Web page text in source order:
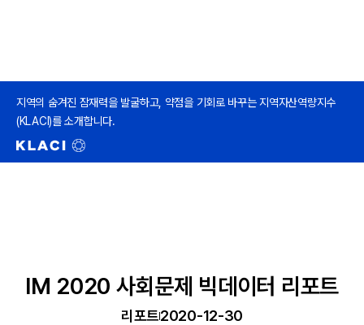
지역의 숨겨진 잠재력을 발굴하고, 약점을 기회로 바꾸는 지역자산역량지수
(KLACI)를 소개합니다.
IM 2020 사회문제 빅데이터 리포트
리포트2020-12-30